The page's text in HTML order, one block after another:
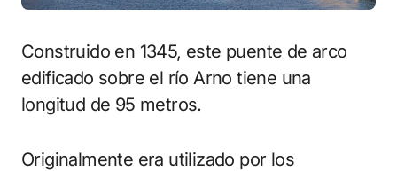
Construido en 1345, este puente de arco
edificado sobre el río Arno tiene una
longitud de 95 metros.
Originalmente era utilizado por los